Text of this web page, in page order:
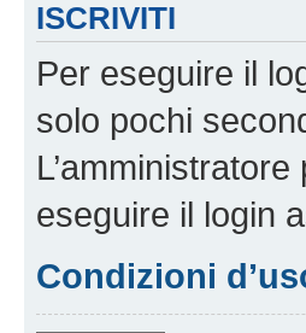
ISCRIVITI
Per eseguire il
solo pochi
eseguire il login
Condizioni